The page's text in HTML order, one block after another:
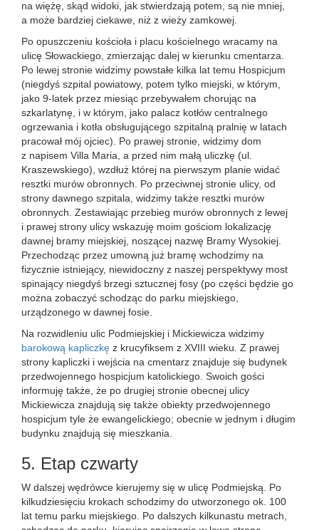
na więżę, skąd widoki, jak stwierdzają potem, są nie mniej,
a może bardziej ciekawe, niż z wieży zamkowej.
Po opuszczeniu kościoła i placu kościelnego wracamy na
ulicę Słowackiego, zmierzając dalej w kierunku cmentarza.
Po lewej stronie widzimy powstałe kilka lat temu Hospicjum
(niegdyś szpital powiatowy, potem tylko miejski, w którym,
jako 9-latek przez miesiąc przebywałem chorując na
szkarlatynę, i w którym, jako palacz kotłów centralnego
ogrzewania i kotła obsługującego szpitalną pralnię w latach
pracował mój ojciec). Po prawej stronie, widzimy dom
z napisem Villa Maria, a przed nim małą uliczkę (ul.
Kraszewskiego), wzdłuż której na pierwszym planie widać
resztki murów obronnych. Po przeciwnej stronie ulicy, od
strony dawnego szpitala, widzimy także resztki murów
obronnych. Zestawiając przebieg murów obronnych z lewej
i prawej strony ulicy wskazuję moim gościom lokalizację
dawnej bramy miejskiej, noszącej nazwę Bramy Wysokiej.
Przechodząc przez umowną już bramę wchodzimy na
fizycznie istniejący, niewidoczny z naszej perspektywy most
spinający niegdyś brzegi sztucznej fosy (po części będzie go
można zobaczyć schodząc do parku miejskiego,
urządzonego w dawnej fosie.
Na rozwidleniu ulic Podmiejskiej i Mickiewicza widzimy
barokową kapliczkę z krucyfiksem z XVIII wieku. Z prawej
strony kapliczki i wejścia na cmentarz znajduje się budynek
przedwojennego hospicjum katolickiego. Swoich gości
informuję także, że po drugiej stronie obecnej ulicy
Mickiewicza znajdują się także obiekty przedwojennego
hospicjum tyle że ewangelickiego; obecnie w jednym i długim
budynku znajdują się mieszkania.
5. Etap czwarty
W dalszej wędrówce kierujemy się w ulicę Podmiejską. Po
kilkudziesięciu krokach schodzimy do utworzonego ok. 100
lat temu parku miejskiego. Po dalszych kilkunastu metrach,